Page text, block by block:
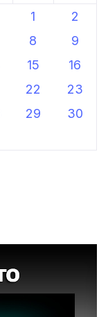
1
2
8
9
15
16
22
23
29
30